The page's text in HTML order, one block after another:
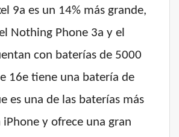
9a es un 14% más grande,
Nothing Phone 3a y el
con baterías de 5000
16e tiene una batería de
es una de las baterías más
iPhone y ofrece una gran